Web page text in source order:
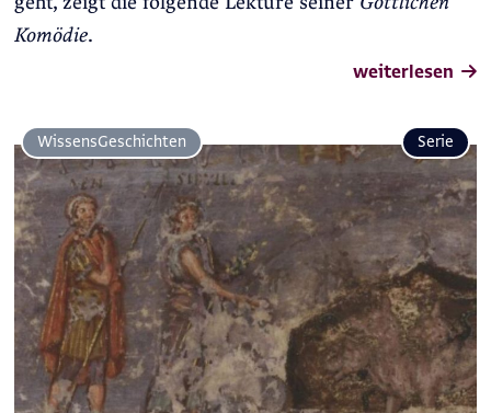
Komödie.
weiterlesen
Wissens­Geschichten Serie